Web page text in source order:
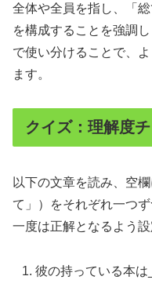
全体や全員を指し、「
を構成することを強調
で使い分けることで、
ます。
クイズ：理解度
以下の文章を読み、空
て」）をそれぞれ一つ
一度は正解となるよう設
彼の持っている本は